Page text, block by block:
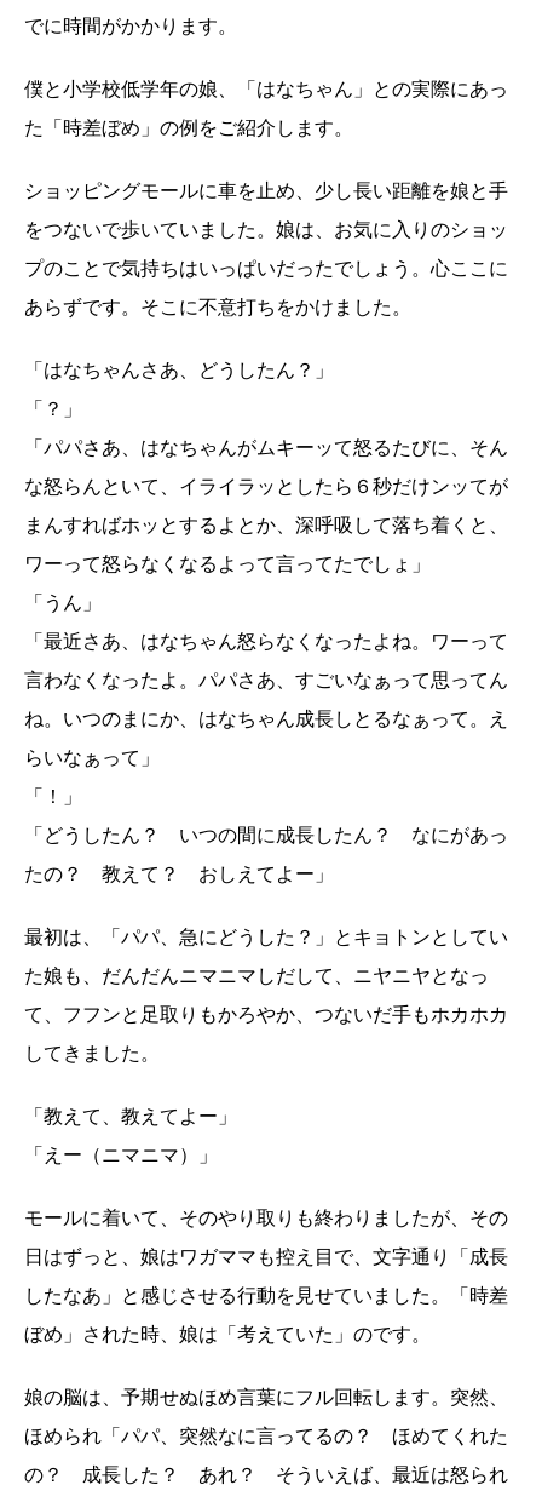
でに時間がかかります。
僕と小学校低学年の娘、「はなちゃん」との実際にあっ
た「時差ぼめ」の例をご紹介します。
ショッピングモールに車を止め、少し長い距離を娘と手
をつないで歩いていました。娘は、お気に入りのショッ
プのことで気持ちはいっぱいだったでしょう。心ここに
あらずです。そこに不意打ちをかけました。
「はなちゃんさあ、どうしたん？」
「？」
「パパさあ、はなちゃんがムキーッて怒るたびに、そん
な怒らんといて、イライラッとしたら６秒だけンッてが
まんすればホッとするよとか、深呼吸して落ち着くと、
ワーって怒らなくなるよって言ってたでしょ」
「うん」
「最近さあ、はなちゃん怒らなくなったよね。ワーって
言わなくなったよ。パパさあ、すごいなぁって思ってん
ね。いつのまにか、はなちゃん成長しとるなぁって。え
らいなぁって」
「！」
「どうしたん？ いつの間に成長したん？ なにがあっ
たの？ 教えて？ おしえてよー」
最初は、「パパ、急にどうした？」とキョトンとしてい
た娘も、だんだんニマニマしだして、ニヤニヤとなっ
て、フフンと足取りもかろやか、つないだ手もホカホカ
してきました。
「教えて、教えてよー」
「えー（ニマニマ）」
モールに着いて、そのやり取りも終わりましたが、その
日はずっと、娘はワガママも控え目で、文字通り「成長
したなあ」と感じさせる行動を見せていました。「時差
ぼめ」された時、娘は「考えていた」のです。
娘の脳は、予期せぬほめ言葉にフル回転します。突然、
ほめられ「パパ、突然なに言ってるの？ ほめてくれた
の？ 成長した？ あれ？ そういえば、最近は怒られ